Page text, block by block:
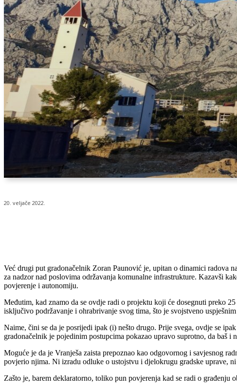
20. veljače 2022.
Već drugi put gradonačelnik Zoran Paunović je, upitan o dinamici radova
za nadzor nad poslovima održavanja komunalne infrastrukture. Kazavši
povjerenje i autonomiju.
Međutim, kad znamo da se ovdje radi o projektu koji će dosegnuti preko
isključivo podržavanje i ohrabrivanje svog tima, što je svojstveno
Naime, čini se da je posrijedi ipak (i) nešto drugo. Prije svega, ovdje se
gradonačelnik je pojedinim postupcima pokazao upravo suprotno, da baš i
Moguće je da je Vranješa zaista prepoznao kao odgovornog i savjesnog
povjerio njima. Ni izradu odluke o ustojstvu i djelokrugu gradske uprave,
Zašto je, barem deklaratorno, toliko pun povjerenja kad se radi o